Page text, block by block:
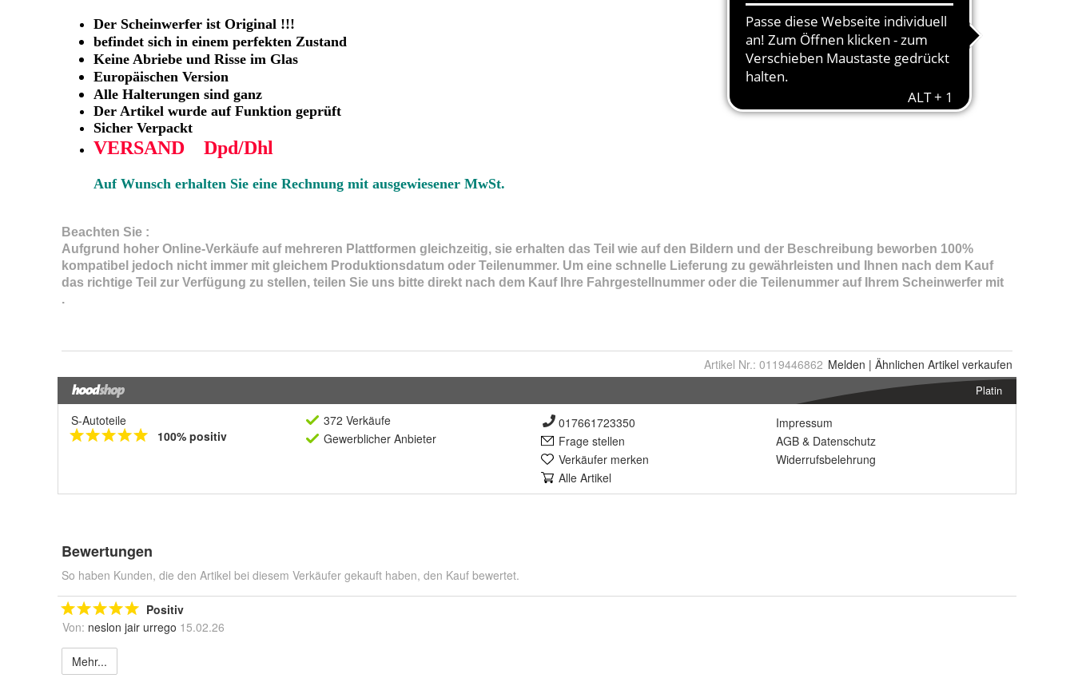
Artikel Nr.: 0119446862 Melden | Ähnlichen Artikel verkaufen
Platin
S-Autoteile
100% positiv
372 Verkäufe
Gewerblicher Anbieter
017661723350
Frage stellen
Verkäufer merken
Alle Artikel
Impressum
AGB & Datenschutz
Widerrufsbelehrung
Bewertungen
So haben Kunden, die den Artikel bei diesem Verkäufer gekauft haben, den Kauf bewertet.
Positiv
Von: neslon jair urrego 15.02.26
Mehr...